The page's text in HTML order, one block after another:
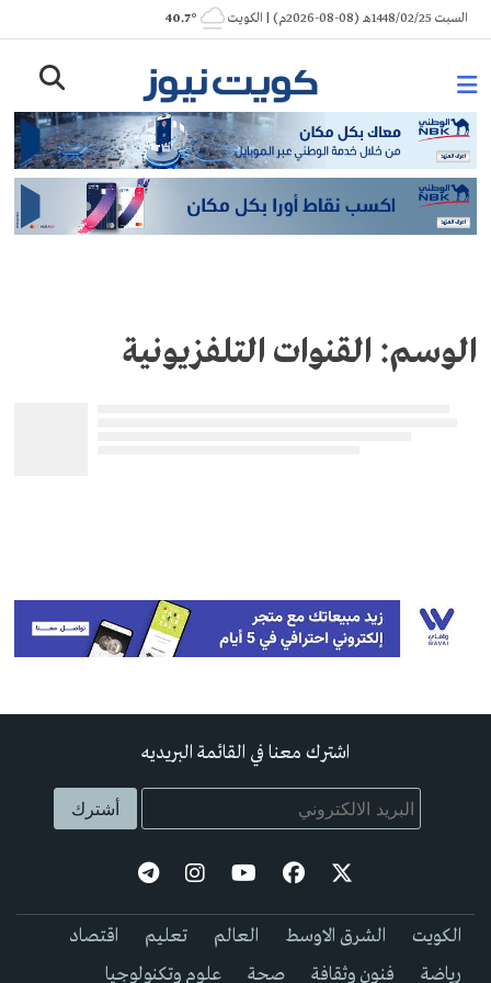
Skip
to
السبت 1448/02/25هـ (08-08-2026م) | الكويت ° 40.7
الوسم: القنوات التلفزيونية
اشترك معنا في القائمة البريديه
الكويت الشرق الاوسط العالم تعليم
اقتصاد
رياضة
فنون وثقافة صحة علوم وتكنولوجيا